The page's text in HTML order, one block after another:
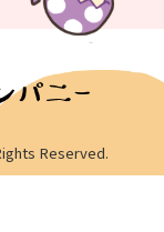
Reserved.